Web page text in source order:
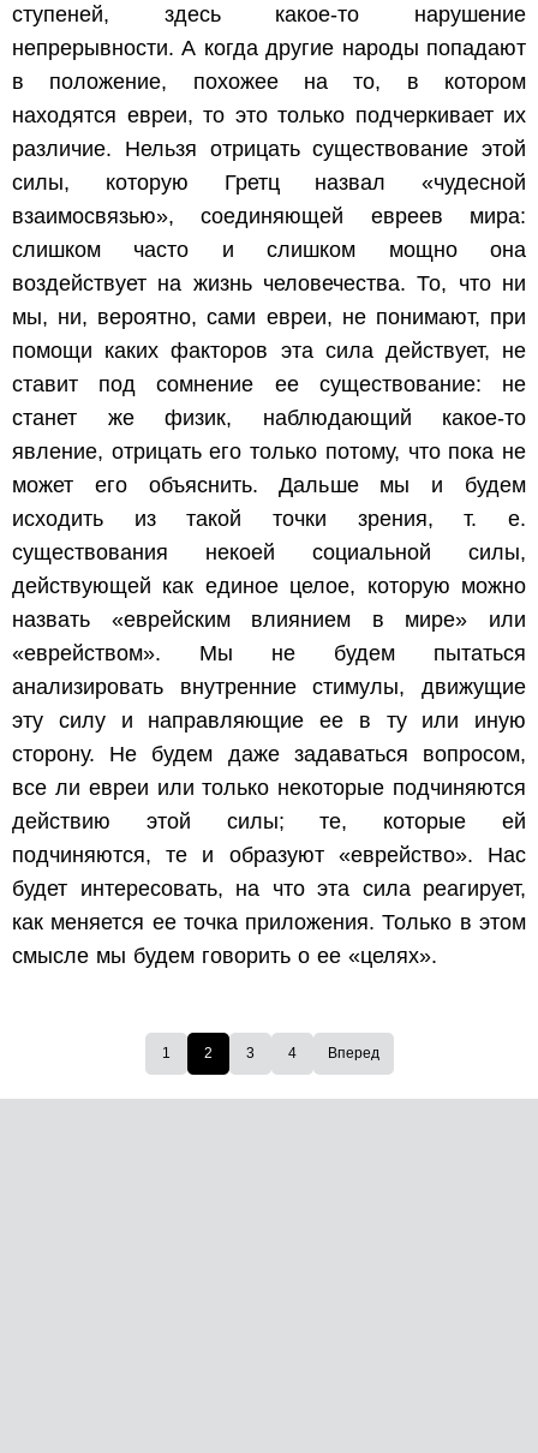
ступеней, здесь какое-то нарушение
непрерывности. А когда другие народы попадают
в положение, похожее на то, в котором
находятся евреи, то это только подчеркивает их
различие. Нельзя отрицать существование этой
силы, которую Гретц назвал «чудесной
взаимосвязью», соединяющей евреев мира:
слишком часто и слишком мощно она
воздействует на жизнь человечества. То, что ни
мы, ни, вероятно, сами евреи, не понимают, при
помощи каких факторов эта сила действует, не
ставит под сомнение ее существование: не
станет же физик, наблюдающий какое-то
явление, отрицать его только потому, что пока не
может его объяснить. Дальше мы и будем
исходить из такой точки зрения, т. е.
существования некоей социальной силы,
действующей как единое целое, которую можно
назвать «еврейским влиянием в мире» или
«еврейством». Мы не будем пытаться
анализировать внутренние стимулы, движущие
эту силу и направляющие ее в ту или иную
сторону. Не будем даже задаваться вопросом,
все ли евреи или только некоторые подчиняются
действию этой силы; те, которые ей
подчиняются, те и образуют «еврейство». Нас
будет интересовать, на что эта сила реагирует,
как меняется ее точка приложения. Только в этом
смысле мы будем говорить о ее «целях».
1 2 3 4 Вперед